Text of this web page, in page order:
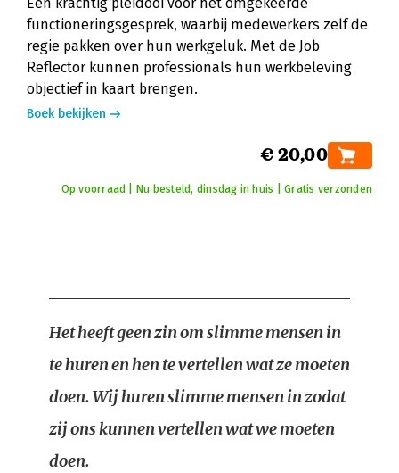
functioneringsgesprek, waarbij medewerkers zelf de
regie pakken over hun werkgeluk. Met de Job
Reflector kunnen professionals hun werkbeleving
objectief in kaart brengen.
Boek bekijken
€ 20,00
Op voorraad | Nu besteld, dinsdag in huis | Gratis verzonden
Het heeft geen zin om slimme mensen in
te huren en hen te vertellen wat ze moeten
doen. Wij huren slimme mensen in zodat
zij ons kunnen vertellen wat we moeten
doen.